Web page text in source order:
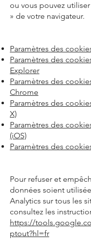
ou vous pouvez
» de votre navigateur.
Paramètres des
Paramètres des
Explorer
Paramètres des
Chrome
Paramètres des
X)
Paramètres des
(iOS)
Paramètres des
Pour refuser et
données soient
Analytics sur tous les
consultez les
https://
ptout?hl=fr